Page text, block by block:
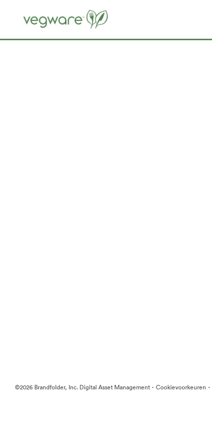
©2026 Brandfolder, Inc. Digital Asset Management · Cookievoorkeuren ·